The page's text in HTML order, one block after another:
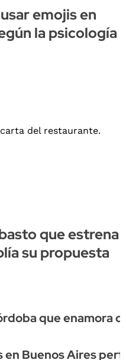
emojis en
la psicología
que estrena
su propuesta
que enamora
en Buenos Aires